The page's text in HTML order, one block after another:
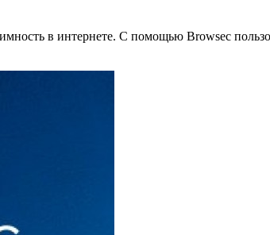
в интернете. С помощью Browsec